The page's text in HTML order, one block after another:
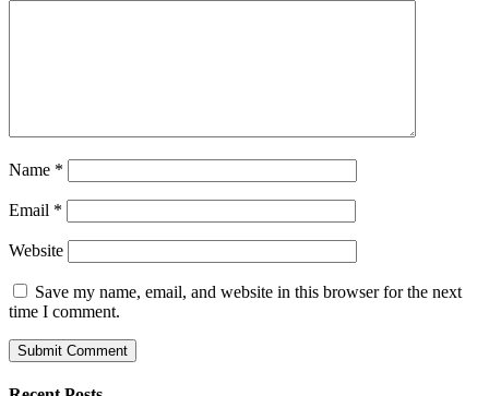
Name *
Email *
Website
Save my name, email, and website in this browser for the next
time I comment.